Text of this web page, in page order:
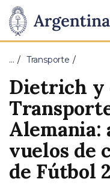
Presidencia
de
la
Nación
Pasar al contenido
… Transporte
Dietrich y
Alemania:
vuelos de
de Fútbol